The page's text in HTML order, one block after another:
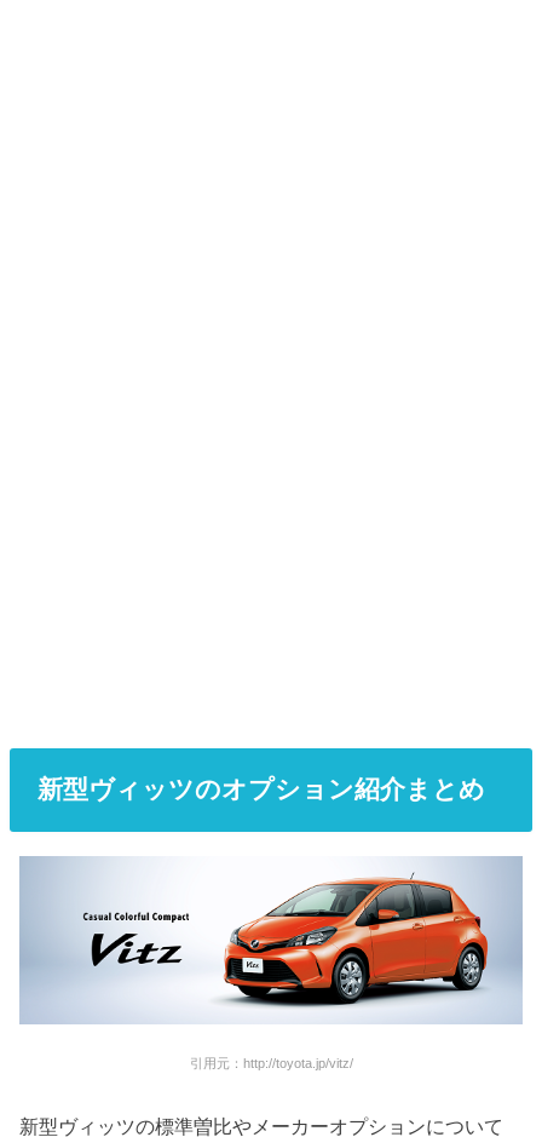
新型ヴィッツのオプション紹介まとめ
引用元：http://toyota.jp/vitz/
新型ヴィッツの標準曽比やメーカーオプションについて